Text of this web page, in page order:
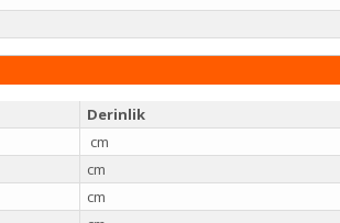
Derinlik
cm
cm
cm